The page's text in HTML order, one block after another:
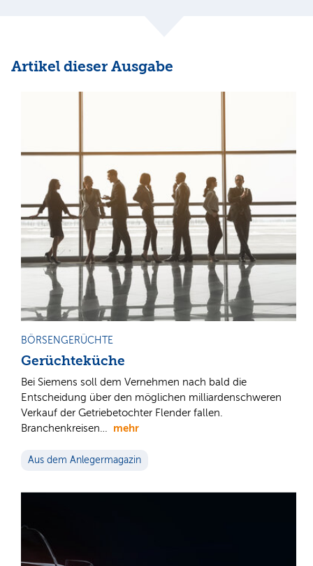
Artikel dieser Ausgabe
BÖRSENGERÜCHTE
Gerüchteküche
Bei Siemens soll dem Vernehmen nach bald die
Entscheidung über den möglichen milliardenschweren
Verkauf der Getriebetochter Flender fallen.
Branchenkreisen… mehr
Aus dem Anlegermagazin